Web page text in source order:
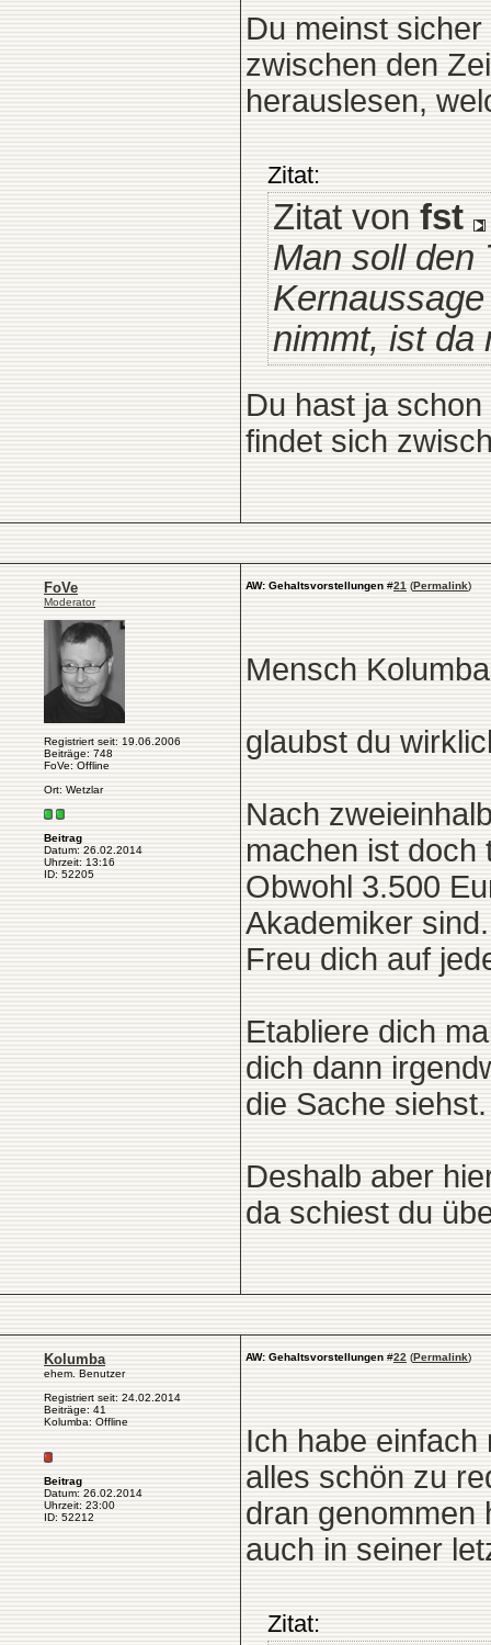
Du meinst
zwischen den
herauslesen,
Zitat:
Zitat von fst
Man soll den
nimmt, ist da
Du hast ja
findet sich
FoVe
Moderator
Registriert seit: 19.06.2006
Beiträge: 748
FoVe: Offline
Ort: Wetzlar
Beitrag
Datum: 26.02.2014
Uhrzeit: 13:16
ID: 52205
AW: Gehaltsvorstellungen #21 (Permalink)
Mensch
glaubst du
Nach
machen ist doch
Obwohl 3.500
Akademiker
Freu dich auf
Etabliere dich
dich dann
die Sache siehst.
Deshalb aber
da schiest du
Kolumba
ehem. Benutzer
Registriert seit: 24.02.2014
Beiträge: 41
Kolumba: Offline
Beitrag
Datum: 26.02.2014
Uhrzeit: 23:00
ID: 52212
AW: Gehaltsvorstellungen #22 (Permalink)
Ich habe einfach
alles schön zu
dran genommen
auch in seiner
Zitat: